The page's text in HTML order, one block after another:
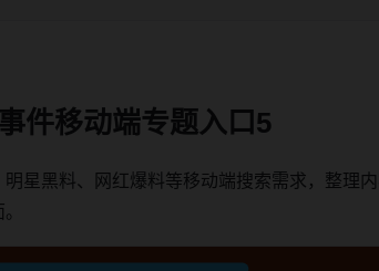
件移动端专题入口5
星黑料、网红爆料等移动端搜索需求，整理